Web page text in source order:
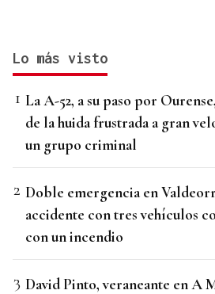
Lo más visto
La A-52, a su paso por
de la huida frustrada a gran
un grupo criminal
Doble emergencia en
accidente con tres vehículos
con un incendio
David Pinto, veraneante en A